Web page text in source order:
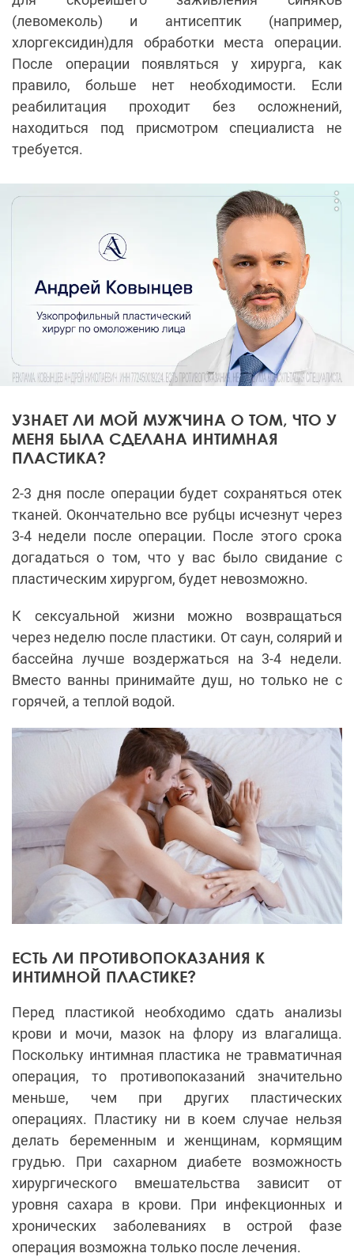
(левомеколь) и антисептик (например,
хлоргексидин)для обработки места операции.
После операции появляться у хирурга, как
правило, больше нет необходимости. Если
реабилитация проходит без осложнений,
находиться под присмотром специалиста не
требуется.
УЗНАЕТ ЛИ МОЙ МУЖЧИНА О ТОМ, ЧТО У
МЕНЯ БЫЛА СДЕЛАНА ИНТИМНАЯ
ПЛАСТИКА?
2-3 дня после операции будет сохраняться отек
тканей. Окончательно все рубцы исчезнут через
3-4 недели после операции. После этого срока
догадаться о том, что у вас было свидание с
пластическим хирургом, будет невозможно.
К сексуальной жизни можно возвращаться
через неделю после пластики. От саун, солярий и
бассейна лучше воздержаться на 3-4 недели.
Вместо ванны принимайте душ, но только не с
горячей, а теплой водой.
ЕСТЬ ЛИ ПРОТИВОПОКАЗАНИЯ К
ИНТИМНОЙ ПЛАСТИКЕ?
Перед пластикой необходимо сдать анализы
крови и мочи, мазок на флору из влагалища.
Поскольку интимная пластика не травматичная
операция, то противопоказаний значительно
меньше, чем при других пластических
операциях. Пластику ни в коем случае нельзя
делать беременным и женщинам, кормящим
грудью. При сахарном диабете возможность
хирургического вмешательства зависит от
уровня сахара в крови. При инфекционных и
хронических заболеваниях в острой фазе
операция возможна только после лечения.